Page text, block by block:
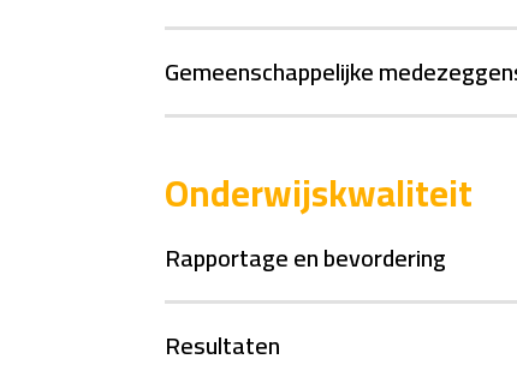
Gemeenschappelijke
Onderwijskwaliteit
Rapportage en bevordering
Resultaten